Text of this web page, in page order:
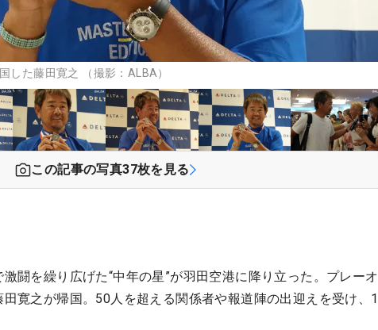
した藤田寛之 （撮影：ALBA）
この記事の写真37枚を見る
闘を繰り広げた“中年の星”が羽田空港に降り立った。プレーオ
寛之が帰国。50人を超える関係者や報道陣の出迎えを受け、1